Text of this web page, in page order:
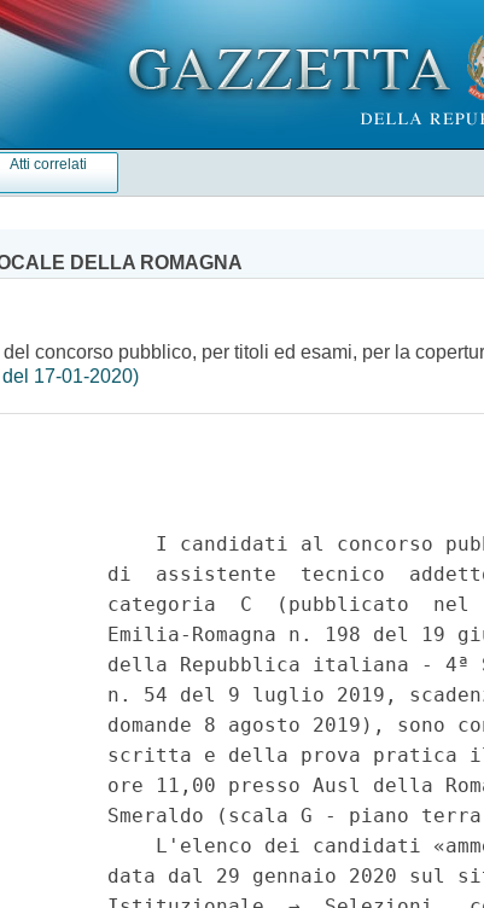
Atti correlati
DELLA ROMAGNA
concorso pubblico, per titoli ed esami, per la
17-01-2020)